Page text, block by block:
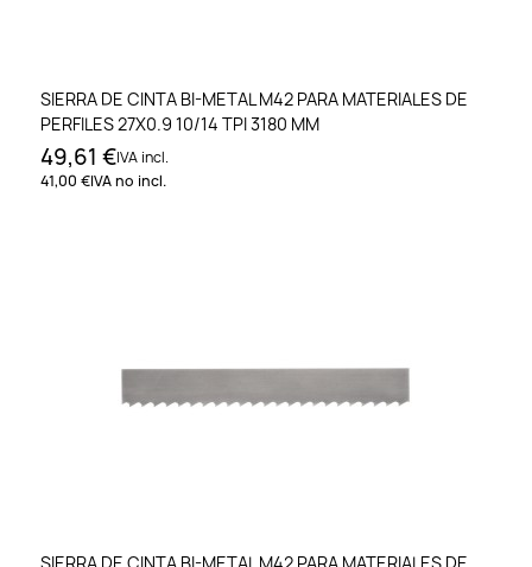
SIERRA DE CINTA BI-METAL M42 PARA MATERIALES DE
PERFILES 27X0.9 10/14 TPI 3180 MM
49,61 €IVA incl.
41,00 €IVA no incl.